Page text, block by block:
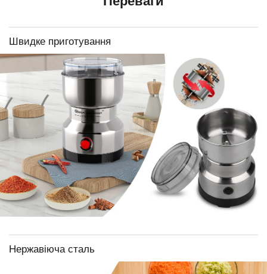
Швидке приготування
Нержавіюча сталь